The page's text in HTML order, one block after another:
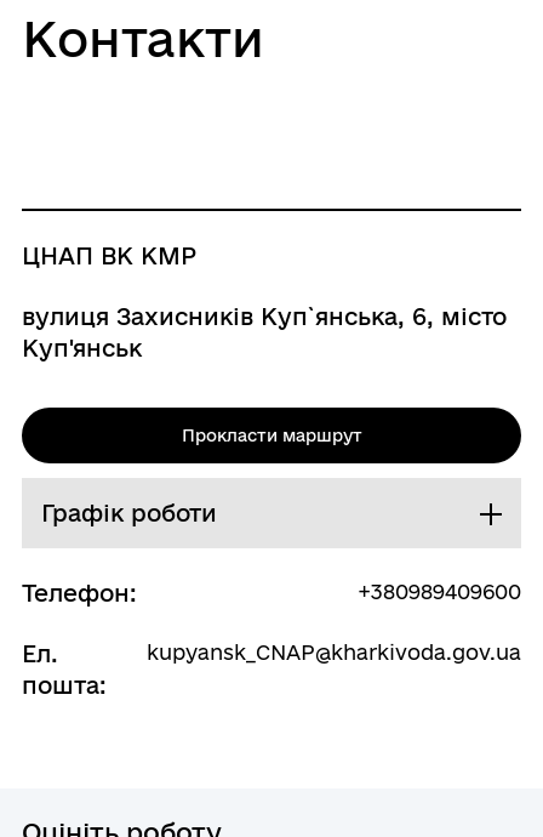
Контакти
ЦНАП ВК КМР
вулиця Захисників Куп`янська, 6, місто
Куп'янськ
Прокласти маршрут
Графік роботи
Понеділок 09:00 - 17:00
Середа
Субота
Телефон: +380989409600
Ел.
пошта:
kupyansk_CNAP@kharkivoda.gov.ua